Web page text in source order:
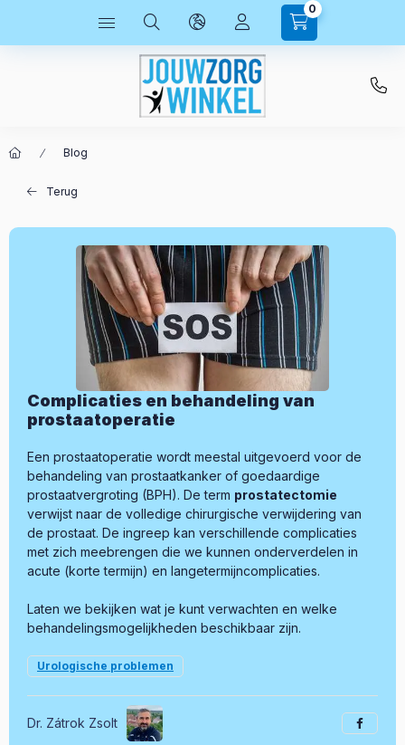
0
Blog
Terug
Complicaties en behandeling van
prostaatoperatie
Een prostaatoperatie wordt meestal uitgevoerd voor de
behandeling van prostaatkanker of goedaardige
prostaatvergroting (BPH). De term prostatectomie
verwijst naar de volledige chirurgische verwijdering van
de prostaat. De ingreep kan verschillende complicaties
met zich meebrengen die we kunnen onderverdelen in
acute (korte termijn) en langetermijncomplicaties.
Laten we bekijken wat je kunt verwachten en welke
behandelingsmogelijkheden beschikbaar zijn.
Urologische problemen
Dr. Zátrok Zsolt